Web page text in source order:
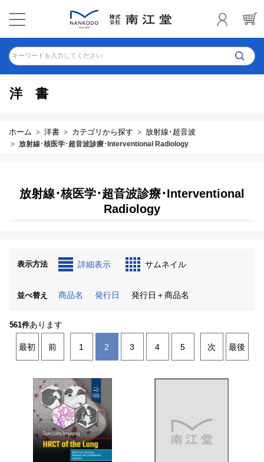
キーワードを入力してください
洋書
ホーム 洋書 カテゴリから探す 放射線･超音波
放射線･核医学･超音波診療･Interventional Radiology
放射線･核医学･超音波診療･Interventional
Radiology
表示方法 詳細表示 サムネイル
並べ替え 商品名 発行日 発行日＋商品名
561件あります
最初 前 1 2 3 4 5 次 最後